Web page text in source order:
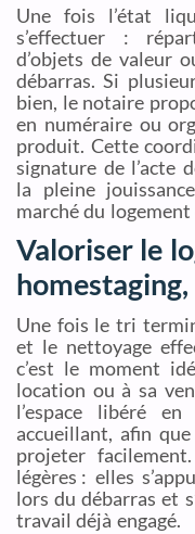
Une fois l’état
s’effectuer :
d’objets de valeur
débarras. Si
bien, le notaire
en numéraire ou
produit. Cette
signature de l’acte
la pleine
marché du
Valoriser le
Une fois le tri
et le nettoyage
c’est le moment
location ou à sa
l’espace libéré
accueillant, afin
projeter
légères : elles
lors du débarras et
travail déjà engagé.